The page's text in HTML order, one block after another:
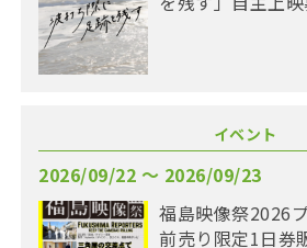
イベント
2026/09/22 〜 2026/09/23
福島映像祭2026
前売り限定1日券